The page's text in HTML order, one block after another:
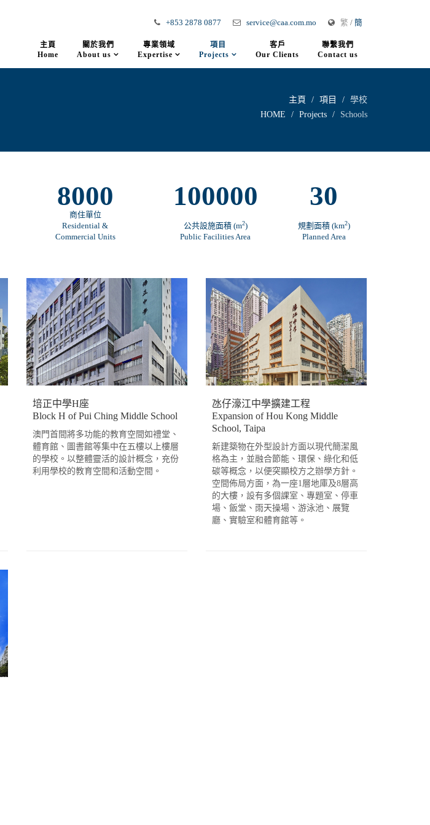
+853 2878 0877 service@caa.com.mo 繁 / 簡
主頁
Home
關於我們
About us
專業領域
Expertise
項目
Projects
客戶
Our Clients
聯繫我們
Contact us
主頁 項目
學校
HOME
Projects Schools
8000
商住單位
Residential &
Commercial Units
100000
公共設施面積 (m2)
Public Facilities Area
30
規劃面積 (km2)
Planned Area
培正中學H座
Block H of Pui Ching Middle School
澳門首間將多功能的教育空間如禮堂、
體育館、圖書館等集中在五樓以上樓層
的學校。以整體靈活的設計概念，充份
利用學校的教育空間和活動空間。
氹仔濠江中學擴建工程
Expansion of Hou Kong Middle
School, Taipa
新建築物在外型設計方面以現代簡潔風
格為主，並融合節能、環保、綠化和低
碳等概念，以便突顯校方之辦學方針。
空間佈局方面，為一座1層地庫及8層高
的大樓，設有多個課室、專題室、停車
場、飯堂、雨天操場、游泳池、展覽
廳、實驗室和體育館等。